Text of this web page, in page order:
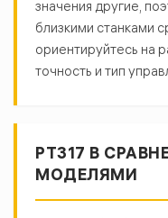
значения другие,
близкими станками
ориентируйтесь на
точность и тип
РТ317 В
МОДЕЛЯМИ